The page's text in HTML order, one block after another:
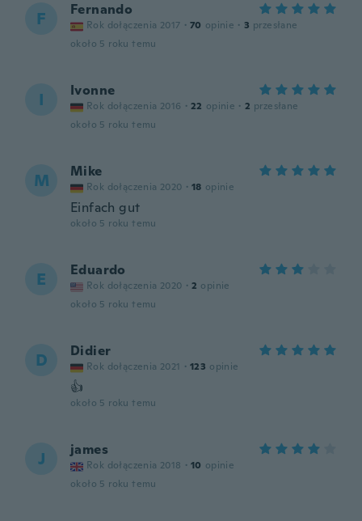
F Fernando
Rok dołączenia 2017 · 70 opinie · 3 przesłane
około 5 roku temu
I Ivonne
Rok dołączenia 2016 · 22 opinie · 2 przesłane
około 5 roku temu
M Mike
Rok dołączenia 2020 · 18 opinie
Einfach gut
około 5 roku temu
E Eduardo
Rok dołączenia 2020 · 2 opinie
około 5 roku temu
D Didier
Rok dołączenia 2021 · 123 opinie
👍
około 5 roku temu
J james
Rok dołączenia 2018 · 10 opinie
około 5 roku temu